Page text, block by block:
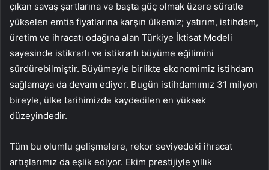
çıkan savaş şartlarına ve başta güç olmak üzere süratle
yükselen emtia fiyatlarına karşın ülkemiz; yatırım, istihdam,
üretim ve ihracatı odağına alan Türkiye İktisat Modeli
sayesinde istikrarlı ve istikrarlı büyüme eğilimini
sürdürebilmiştir. Büyümeyle birlikte ekonomimiz istihdam
sağlamaya da devam ediyor. Bugün istihdamımız 31 milyon
bireyle, ülke tarihimizde kaydedilen en yüksek
düzeyindedir.
Tüm bu olumlu gelişmelere, rekor seviyedeki ihracat
artışlarımız da eşlik ediyor. Ekim prestijiyle yıllık